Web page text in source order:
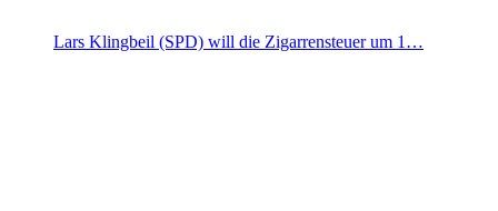
Lars Klingbeil (SPD) will die Zigarrensteuer um 1…